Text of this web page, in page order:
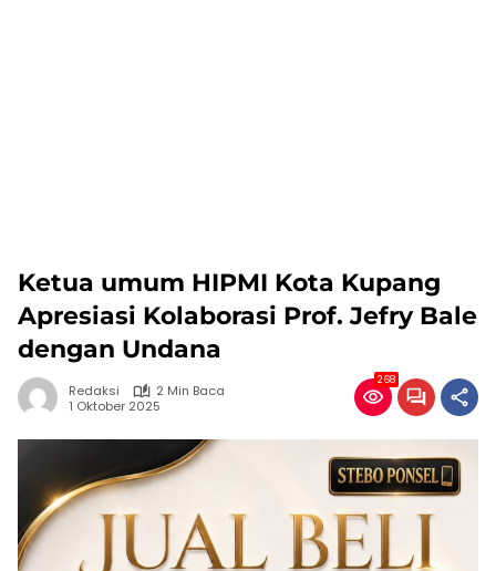
Ketua umum HIPMI Kota Kupang
Apresiasi Kolaborasi Prof. Jefry Bale
dengan Undana
Redaksi
2 Min Baca
1 Oktober 2025
268